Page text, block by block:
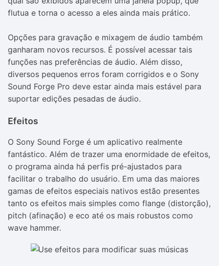
flutua e torna o acesso a eles ainda mais prático.
Opções para gravação e mixagem de áudio também
ganharam novos recursos. É possível acessar tais
funções nas preferências de áudio. Além disso,
diversos pequenos erros foram corrigidos e o Sony
Sound Forge Pro deve estar ainda mais estável para
suportar edições pesadas de áudio.
Efeitos
O Sony Sound Forge é um aplicativo realmente
fantástico. Além de trazer uma enormidade de efeitos,
o programa ainda há perfis pré-ajustados para
facilitar o trabalho do usuário. Em uma das maiores
gamas de efeitos especiais nativos estão presentes
tanto os efeitos mais simples como flange (distorção),
pitch (afinação) e eco até os mais robustos como
wave hammer.